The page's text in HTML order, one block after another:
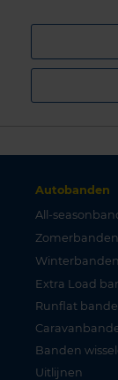
Autobanden
All-
Zomerbanden
Winterbanden
Extra Load
Runflat
Banden
Uitlijnen